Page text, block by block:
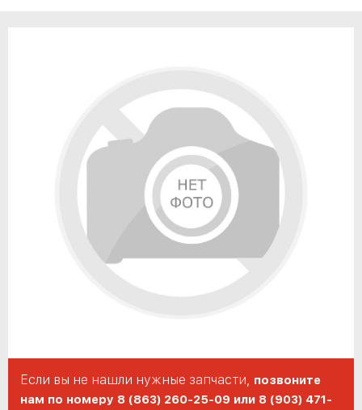
Если вы не нашли нужные запчасти, позвоните
нам по номеру 8 (863) 260-25-09 или 8 (903) 471-